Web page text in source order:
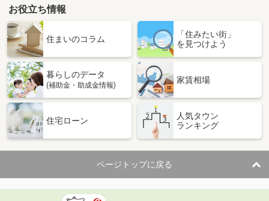
お役立ち情報
住まいのコラム
「住みたい街」
を見つけよう
暮らしのデータ
(補助金・助成金情報)
家賃相場
住宅ローン
人気タウン
ランキング
ページトップに戻る